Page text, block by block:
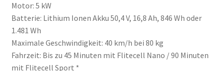
Motor: 5 kW
Batterie: Lithium Ionen Akku 50,4 V, 16,8 Ah, 846 Wh oder
1.481 Wh
Maximale Geschwindigkeit: 40 km/h bei 80 kg
Fahrzeit: Bis zu 45 Minuten mit Flitecell Nano / 90 Minuten
mit Flitecell Sport *